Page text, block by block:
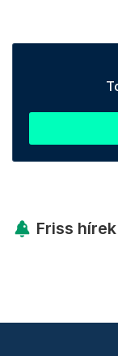
Friss hírek